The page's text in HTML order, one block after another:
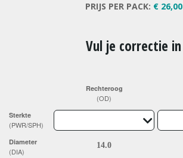
PRIJS PER PACK: € 26,00
Vul je correctie in
Sterkte
(PWR/SPH)
Diameter
(DIA)
Rechteroog
(OD)